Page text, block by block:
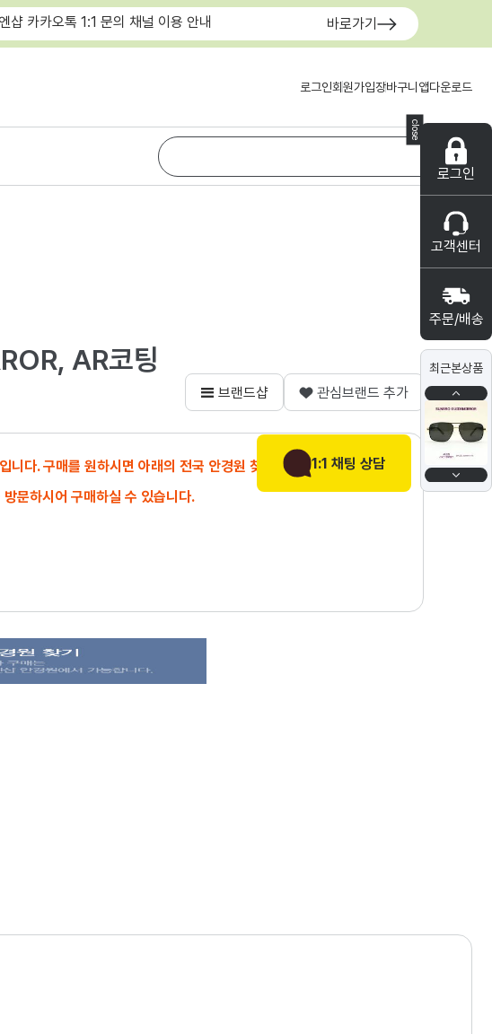
close
로그인
고객센터
주문/배송
최근본상품
1:1 채팅 상담
샵 카카오톡 1:1 문의 채널 이용 안내 바로가기
로그인회원가입장바구니 앱다운로드
AR코팅
브랜드샵 관심브랜드 추가
니다. 구매를 원하시면 아래의 전국 안경원 찾기에서
방문하시어 구매하실 수 있습니다.